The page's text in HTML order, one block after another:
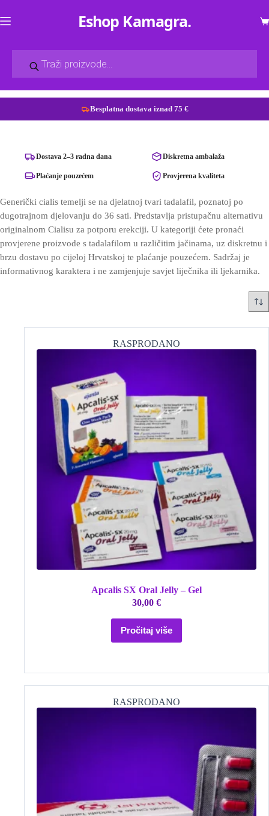
Besplatna dostava iznad 75 €
Eshop Kamagra
search
Dostava 2–3 radna dana Diskretna ambalaža
Plaćanje pouzećem Provjerena kvaliteta
Generički cialis temelji se na djelatnoj tvari tadalafil, poznatoj po
dugotrajnom djelovanju do 36 sati. Predstavlja pristupačnu alternativu
originalnom Cialisu za potporu erekciji. U kategoriji ćete pronaći
provjerene proizvode s tadalafilom u različitim jačinama, uz diskretnu i
brzu dostavu po cijeloj Hrvatskoj te plaćanje pouzećem. Sadržaj je
informativnog karaktera i ne zamjenjuje savjet liječnika ili ljekarnika.
RASPRODANO
Apcalis SX Oral Jelly – Gel
30,00 €
Pročitaj više
RASPRODANO